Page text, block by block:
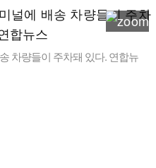
차량들이 주차돼 있다. 연합뉴